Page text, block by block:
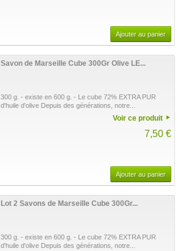
Ajouter au panier
Savon de Marseille Cube 300Gr Olive LE...
300 g. - existe en 600 g. - Le cube 72% EXTRA PUR
d'huile d'olive Depuis des générations, notre...
Voir ce produit
7,50 €
Ajouter au panier
Lot 2 Savons de Marseille Cube 300Gr...
300 g. - existe en 600 g. - Le cube 72% EXTRA PUR
d'huile d'olive Depuis des générations, notre...